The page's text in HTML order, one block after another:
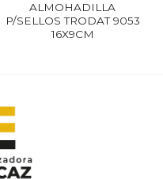
ALMOHADILLA
P/SELLOS TRODAT 9053
16X9CM